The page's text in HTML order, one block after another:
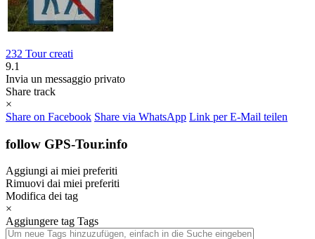
232 Tour creati
9.1
Invia un messaggio privato
Share track
×
Share on Facebook Share via WhatsApp Link per E-Mail teilen
follow GPS-Tour.info
Aggiungi ai miei preferiti
Rimuovi dai miei preferiti
Modifica dei tag
×
Aggiungere tag Tags